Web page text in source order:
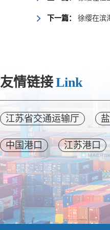
下一篇： 徐缨在滨
友情链接Link
江苏省交通运输厅
中国港口 江苏港口